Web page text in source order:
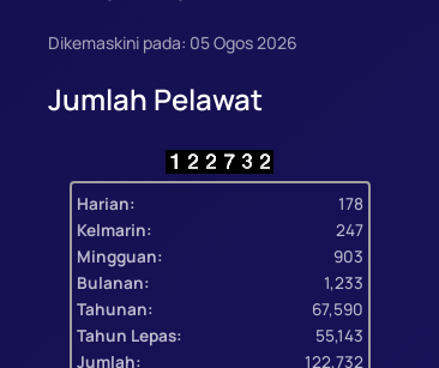
Dikemaskini pada: 05 Ogos 2026
Jumlah Pelawat
Harian:
178
Kelmarin:
247
Mingguan:
903
Bulanan:
1,233
Tahunan:
67,590
Tahun Lepas:
55,143
Jumlah:
122,732